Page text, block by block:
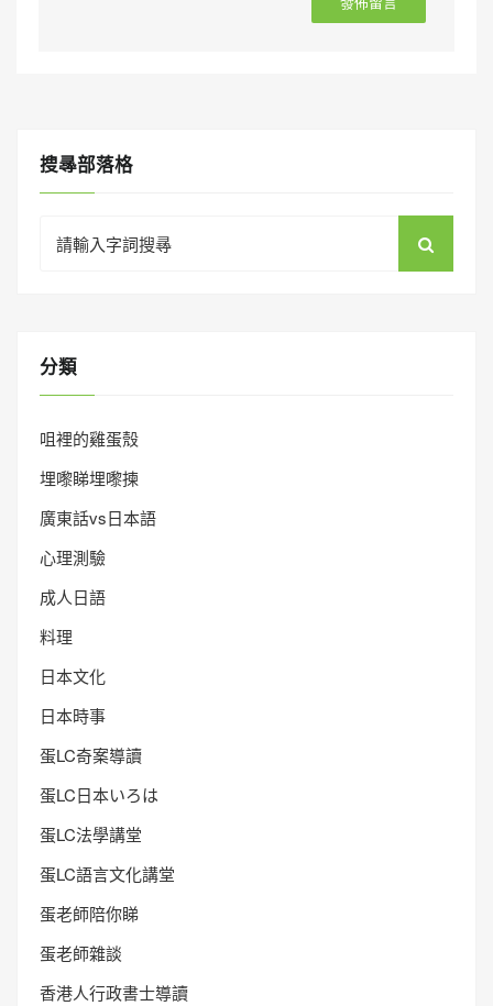
搜㝷部落格
for:
分類
咀裡的雞蛋殼
埋嚟睇埋嚟揀
廣東話vs日本語
心理測驗
成人日語
料理
日本文化
日本時事
蛋LC奇案導讀
蛋LC日本いろは
蛋LC法學講堂
蛋LC語言文化講堂
蛋老師陪你睇
蛋老師雜談
香港人行政書士導讀